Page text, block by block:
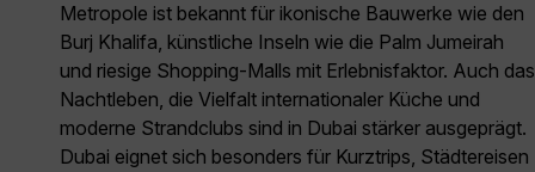
Metropole ist bekannt für ikonische Bauwerke wie den
Burj Khalifa, künstliche Inseln wie die Palm Jumeirah
und riesige Shopping-Malls mit Erlebnisfaktor. Auch das
Nachtleben, die Vielfalt internationaler Küche und
moderne Strandclubs sind in Dubai stärker ausgeprägt.
Dubai eignet sich besonders für Kurztrips, Städtereisen